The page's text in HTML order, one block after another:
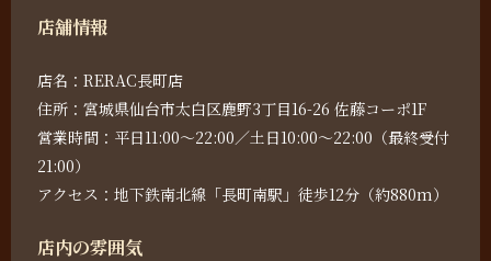
店舗情報
店名：RERAC長町店
住所：宮城県仙台市太白区鹿野3丁目16-26 佐藤コーポ1F
営業時間：平日11:00～22:00／土日10:00～22:00（最終受付
21:00）
アクセス：地下鉄南北線「長町南駅」徒歩12分（約880m）
店内の雰囲気